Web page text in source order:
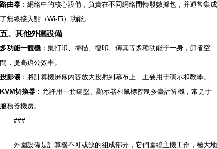
路由器 ：網絡中的核心設備，負責在不同網絡間轉發數據包，并通常集成
了無線接入點（Wi-Fi）功能。
五、其他外圍設備
多功能一體機 ：集打印、掃描、復印、傳真等多種功能于一身，節省空
間，提高辦公效率。
投影儀 ：將計算機屏幕內容放大投射到幕布上，主要用于演示和教學。
KVM切換器 ：允許用一套鍵盤、顯示器和鼠標控制多臺計算機，常見于
服務器機房。
###
外圍設備是計算機不可或缺的組成部分，它們圍繞主機工作，極大地